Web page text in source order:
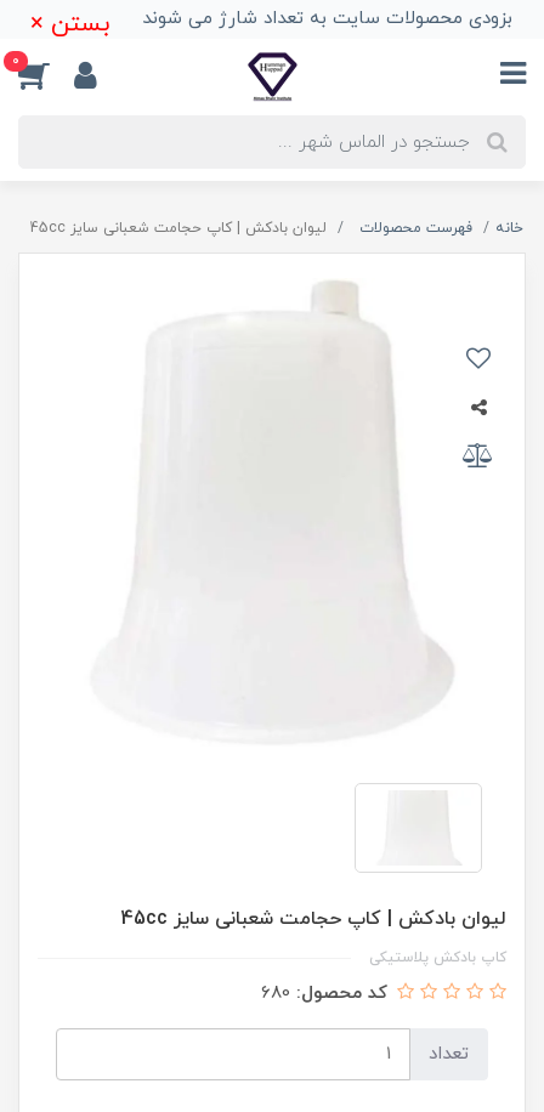
بزودی محصولات سایت به تعداد شارژ می شوند بستن ×
0
خانه فهرست محصولات لیوان بادکش | کاپ حجامت شعبانی سایز 45cc
لیوان بادکش | کاپ حجامت شعبانی سایز 45cc
کاپ بادکش پلاستیکی
کد محصول: 680
تعداد